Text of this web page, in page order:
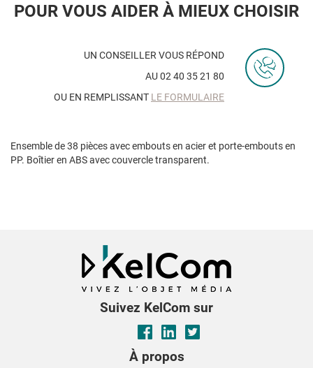
POUR VOUS AIDER À MIEUX CHOISIR
UN CONSEILLER VOUS RÉPOND
AU 02 40 35 21 80
OU EN REMPLISSANT LE FORMULAIRE
Ensemble de 38 pièces avec embouts en acier et porte-embouts en
PP. Boîtier en ABS avec couvercle transparent.
Suivez KelCom sur
À propos